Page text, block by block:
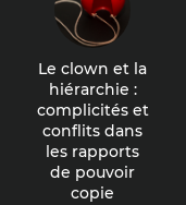
Le clown et la
hiérarchie :
complicités et
conflits dans
les rapports
de pouvoir
copie